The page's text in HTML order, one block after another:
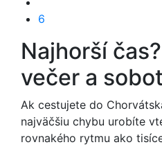
6
Najhorší
večer a
Ak cestujete do
najväčšiu chybu urobíte
rovnakého rytmu ako